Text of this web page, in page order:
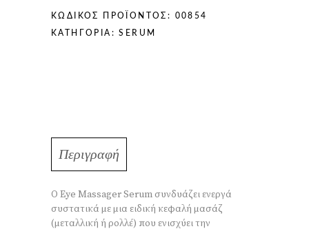
ΚΩΔΙΚΌΣ ΠΡΟΪΌΝΤΟΣ: 00854
ΚΑΤΗΓΟΡΊΑ:SERUM
Περιγραφή
Ο Eye Massager Serum συνδυάζει ενεργά
συστατικά με μια ειδική κεφαλή μασάζ
(μεταλλική ή ρολλέ) που ενισχύει την